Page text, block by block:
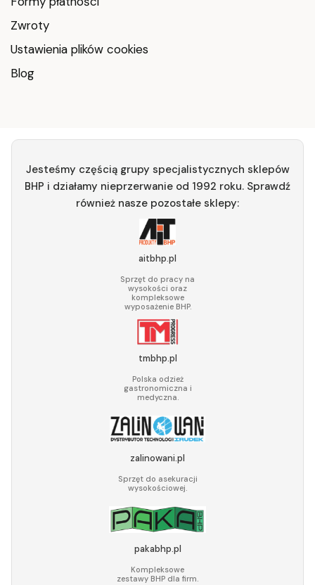
Zwroty
Ustawienia plików cookies
Blog
Jesteśmy częścią grupy specjalistycznych sklepów
BHP i działamy nieprzerwanie od 1992 roku. Sprawdź
również nasze pozostałe sklepy:
aitbhp.pl
Sprzęt do pracy na
wysokości oraz
kompleksowe
wyposażenie BHP.
tmbhp.pl
Polska odzież
gastronomiczna i
medyczna.
zalinowani.pl
Sprzęt do asekuracji
wysokościowej.
pakabhp.pl
Kompleksowe
zestawy BHP dla firm.